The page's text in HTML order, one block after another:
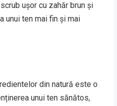
ușor cu zahăr brun și
unui ten mai fin și mai
din natură este o
unui ten sănătos,